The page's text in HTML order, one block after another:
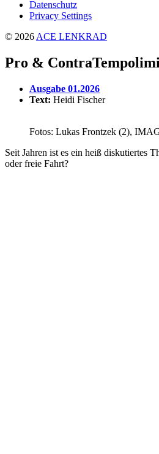
Daten­schutz
Privacy Settings
© 2026 ACE LENKRAD
Pro & Contra
Ausgabe 01.2026
Text: Heidi Fischer
Fotos: Lukas Frontzek (2),
Seit Jahren ist es ein heiß disku­tiertes
oder freie Fahrt?